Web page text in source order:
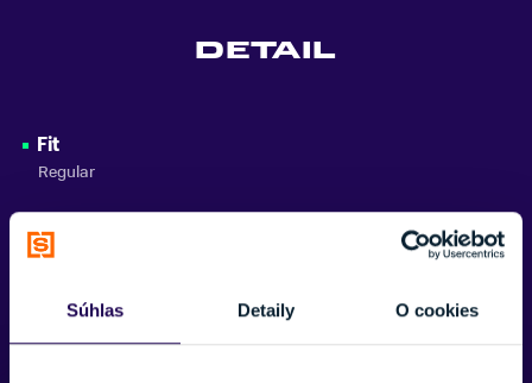
Súhlas Detaily O cookies
DETAIL
Fit
Regular
42% Modal, 20% Lyocell, 16% Polyamid, 16% Polyester, 4%